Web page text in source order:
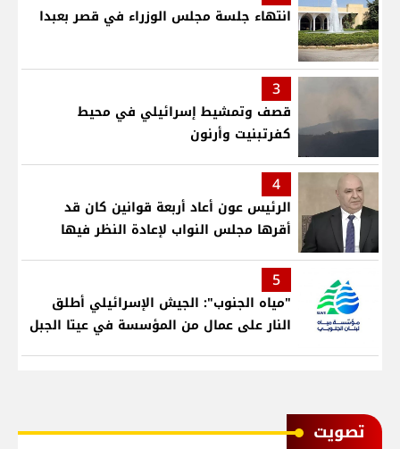
انتهاء جلسة مجلس الوزراء في قصر بعبدا
3
قصف وتمشيط إسرائيلي في محيط
كفرتبنيت وأرنون
4
الرئيس عون أعاد أربعة قوانين كان قد
أقرها مجلس النواب لإعادة النظر فيها
5
"مياه الجنوب": الجيش الإسرائيلي أطلق
النار على عمال من المؤسسة في عيتا الجبل
ﺗﺼﻮﻳﺖ